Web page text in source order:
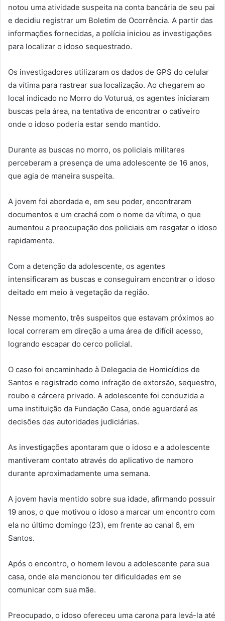
notou uma atividade suspeita na conta bancária de seu pai
e decidiu registrar um Boletim de Ocorrência. A partir das
informações fornecidas, a polícia iniciou as investigações
para localizar o idoso sequestrado.
Os investigadores utilizaram os dados de GPS do celular
da vítima para rastrear sua localização. Ao chegarem ao
local indicado no Morro do Voturuá, os agentes iniciaram
buscas pela área, na tentativa de encontrar o cativeiro
onde o idoso poderia estar sendo mantido.
Durante as buscas no morro, os policiais militares
perceberam a presença de uma adolescente de 16 anos,
que agia de maneira suspeita.
A jovem foi abordada e, em seu poder, encontraram
documentos e um crachá com o nome da vítima, o que
aumentou a preocupação dos policiais em resgatar o idoso
rapidamente.
Com a detenção da adolescente, os agentes
intensificaram as buscas e conseguiram encontrar o idoso
deitado em meio à vegetação da região.
Nesse momento, três suspeitos que estavam próximos ao
local correram em direção a uma área de difícil acesso,
logrando escapar do cerco policial.
O caso foi encaminhado à Delegacia de Homicídios de
Santos e registrado como infração de extorsão, sequestro,
roubo e cárcere privado. A adolescente foi conduzida a
uma instituição da Fundação Casa, onde aguardará as
decisões das autoridades judiciárias.
As investigações apontaram que o idoso e a adolescente
mantiveram contato através do aplicativo de namoro
durante aproximadamente uma semana.
A jovem havia mentido sobre sua idade, afirmando possuir
19 anos, o que motivou o idoso a marcar um encontro com
ela no último domingo (23), em frente ao canal 6, em
Santos.
Após o encontro, o homem levou a adolescente para sua
casa, onde ela mencionou ter dificuldades em se
comunicar com sua mãe.
Preocupado, o idoso ofereceu uma carona para levá-la até